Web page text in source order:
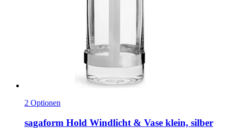
2 Optionen
sagaform Hold Windlicht & Vase klein, silber